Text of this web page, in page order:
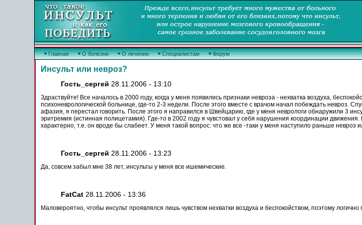
Главная О болезни О лечении Специалистам Форум
Инсульт или невроз?
Гость_сергей 28.11.2006 - 13:10
Здраствуйте! Все началось в 2000 году, когда у меня появились признаки невроза- нехватка воздуха,
психоневрологической больнице, где-то 2-3 недели. После этого вместе с врачом начал побеждать невроз.
афазия, я перестал говорить. После этого я направился в Швейцарию, где у меня неврологи обнаружили 3
эритремия (истинная полицетамия). Где-то в 2002 году я чувстовал у себя нарушения координации
характерно, т.е. он вроде бы слабеет. У меня такой вопрос: что же все -таки у меня наступило раньше невроз
Гость_сергей 28.11.2006 - 13:23
Да, совсем забыл мне 38 лет, инсульты у меня все ишемические.
FatCat28.11.2006 - 13:36
Маловероятно, чтобы инсультпроявлялся лишь чувством нехватки воздухаи беспокойством, поэтому